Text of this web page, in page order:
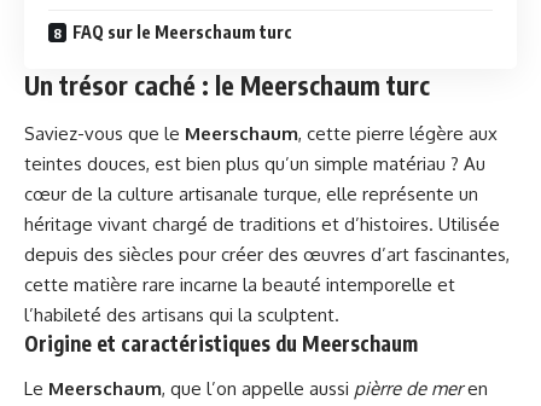
FAQ sur le Meerschaum turc
Un trésor caché : le Meerschaum turc
Saviez-vous que le Meerschaum, cette pierre légère aux
teintes douces, est bien plus qu’un simple matériau ? Au
cœur de la culture artisanale turque, elle représente un
héritage vivant chargé de traditions et d’histoires. Utilisée
depuis des siècles pour créer des œuvres d’art fascinantes,
cette matière rare incarne la beauté intemporelle et
l’habileté des artisans qui la sculptent.
Origine et caractéristiques du Meerschaum
Le Meerschaum, que l’on appelle aussi pièrre de meren